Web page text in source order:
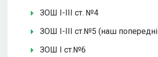
ЗОШ І-ІІІ ст. №4
ЗОШ І-ІІІ ст.№5 (наш
ЗОШ І ст.№6